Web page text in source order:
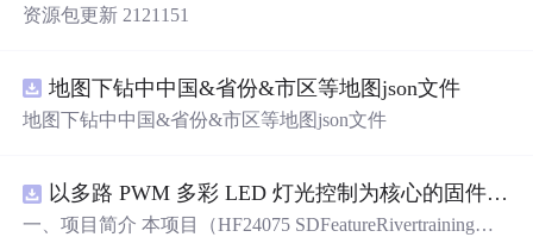
资源包更新 2121151
地图下钻中中国&省份&市区等地图json文件
地图下钻中中国&省份&市区等地图json文件
以多路 PWM 多彩 LED 灯光控制为核心的固件方案，基于 PADAUK PMS 系列单片机
一、项目简介 本项目（HF24075 SDFeatureRivertraining）